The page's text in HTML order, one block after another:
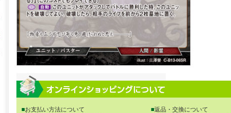
■お支払い方法について
■返品・交換について